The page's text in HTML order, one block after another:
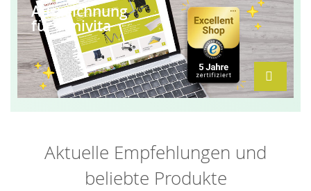
Auszeichnung
für Sanivita
Aktuelle Empfehlungen und
beliebte Produkte